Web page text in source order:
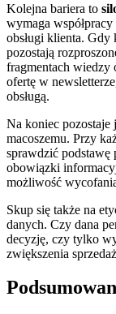
Kolejna bariera to
wymaga
obsługi klienta. Gdy
pozostają
fragmentach
ofertę w
obsługą.
Na koniec pozostaje
macoszemu. Przy
sprawdzić podstawę
obowiązki
możliwość
Skup się także na
danych. Czy dana
decyzję, czy tylko
zwiększenia